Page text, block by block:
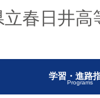
学習・進路
Programs